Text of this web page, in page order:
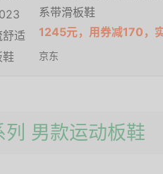
系带滑板鞋
1245元，用券减170，
京东
男款运动板鞋